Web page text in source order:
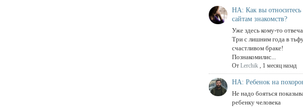
НА: Как вы относитесь
сайтам знакомств?
Уже здесь кому-то
Три с лишним года в
счастливом браке!
Познакомилис...
ОтLerchik , 1 месяц назад
НА: Ребенок на
Не надо бояться
ребенку человека